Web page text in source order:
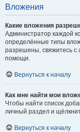
Вложения
Какие вложения
Администратор каждой
определённые типы
разрешены, свяжитесь с
помощи.
Вернуться к началу
Как мне найти мои
Чтобы найти список
личный раздел и
Вернуться к началу